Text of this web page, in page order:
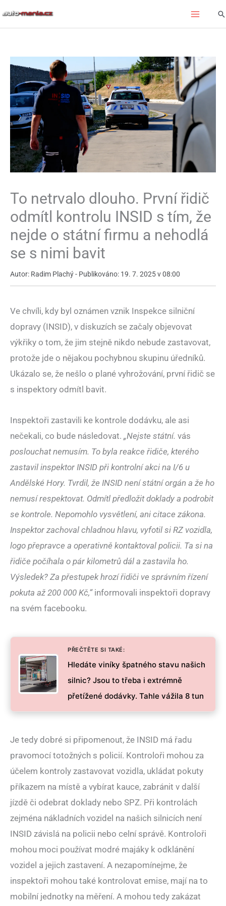
To netrvalo dlouho. První řidič
odmítl kontrolu INSID s tím, že
nejde o státní firmu a nehodlá
se s nimi bavit
Autor: Radim Plachý - Publikováno: 19. 7. 2025 v 08:00
Ve chvíli, kdy byl oznámen vznik Inspekce silniční
dopravy (INSID), v diskuzích se začaly objevovat
výkřiky o tom, že jim stejně nikdo nebude zastavovat,
protože jde o nějakou pochybnou skupinu úředníků.
Ukázalo se, že nešlo o plané vyhrožování, první řidič se
s inspektory odmítl bavit.
Inspektoři zastavili ke kontrole dodávku, ale asi
nečekali, co bude následovat. „Nejste státní. vás
poslouchat nemusím. To byla reakce řidiče, kterého
zastavil inspektor INSID při kontrolní akci na I/6 u
Andělské Hory. Tvrdil, že INSID není státní orgán a že ho
nemusí respektovat. Odmítl předložit doklady a podrobit
se kontrole. Nepomohlo vysvětlení, ani citace zákona.
Inspektor zachoval chladnou hlavu, vyfotil si RZ vozidla,
logo přepravce a operativně kontaktoval policii. Ta si na
řidiče počíhala o pár kilometrů dál a zastavila ho.
Výsledek? Za přestupek hrozí řidiči ve správním řízení
pokuta až 200 000 Kč,“ informovali inspektoři dopravy
na svém facebooku.
PŘEČTĚTE SI TAKÉ:
Hledáte viníky špatného stavu našich
silnic? Jsou to třeba i extrémně
přetížené dodávky. Tahle vážila 8 tun
Je tedy dobré si připomenout, že INSID má řadu
pravomocí totožných s policií. Kontroloři mohou za
účelem kontroly zastavovat vozidla, ukládat pokuty
příkazem na místě a vybírat kauce, zabránit v další
jízdě či odebrat doklady nebo SPZ. Při kontrolách
zejména nákladních vozidel na našich silnicích není
INSID závislá na policii nebo celní správě. Kontroloři
mohou moci používat modré majáky k odklánění
vozidel a jejich zastavení. A nezapomínejme, že
inspektoři mohou také kontrolovat emise, mají na to
mobilní jednotky na měření. A mohou tedy zakázat